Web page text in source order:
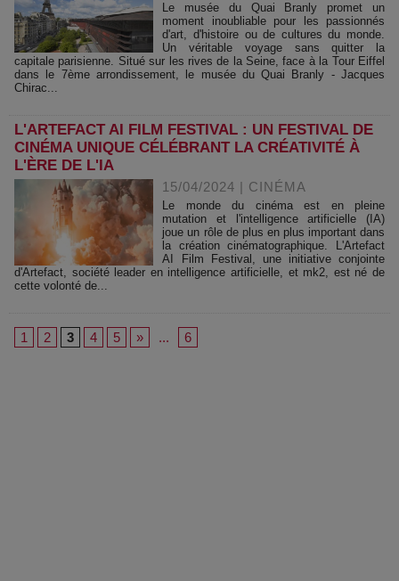
Le musée du Quai Branly promet un
moment inoubliable pour les passionnés
d'art, d'histoire ou de cultures du monde.
Un véritable voyage sans quitter la
capitale parisienne. Situé sur les rives de la Seine, face à la Tour Eiffel
dans le 7ème arrondissement, le musée du Quai Branly - Jacques
Chirac...
L'ARTEFACT AI FILM FESTIVAL : UN FESTIVAL DE
CINÉMA UNIQUE CÉLÉBRANT LA CRÉATIVITÉ À
L'ÈRE DE L'IA
15/04/2024 | CINÉMA
Le monde du cinéma est en pleine
mutation et l'intelligence artificielle (IA)
joue un rôle de plus en plus important dans
la création cinématographique. L'Artefact
AI Film Festival, une initiative conjointe
d'Artefact, société leader en intelligence artificielle, et mk2, est né de
cette volonté de...
1 2 3 4 5 » ... 6